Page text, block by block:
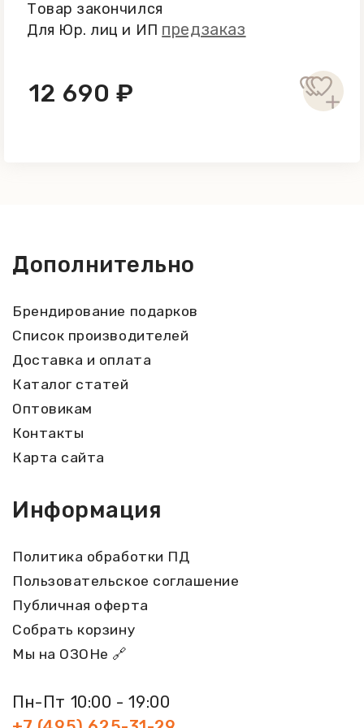
Товар закончился
Для Юр. лиц и ИП предзаказ
12 690 ₽
Дополнительно
Брендирование подарков
Список производителей
Доставка и оплата
Каталог статей
Оптовикам
Контакты
Карта сайта
Информация
Политика обработки ПД
Пользовательское соглашение
Публичная оферта
Собрать корзину
Мы на ОЗОНе 🔗
Пн-Пт 10:00 - 19:00